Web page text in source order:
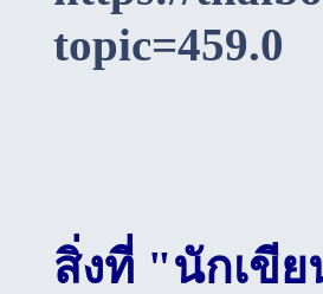
topic=459.0
สิ่งที่ "นักเขี